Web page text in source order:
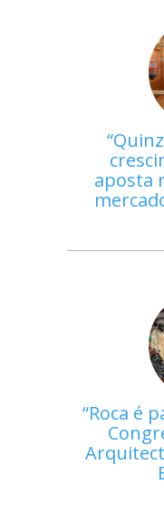
aposta
Roca é